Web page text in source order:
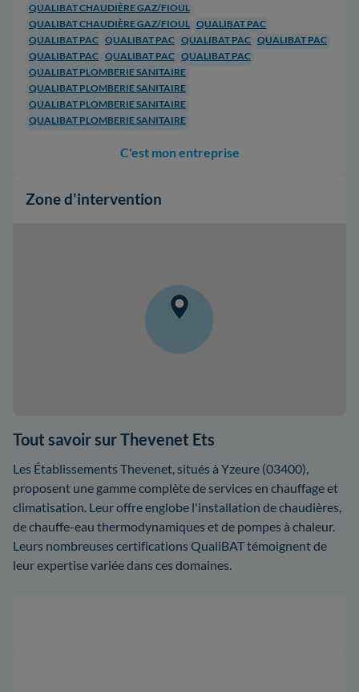
QUALIBAT CHAUDIÈRE GAZ/FIOUL
QUALIBAT CHAUDIÈRE GAZ/FIOUL QUALIBAT PAC
QUALIBAT PAC QUALIBAT PAC QUALIBAT PAC QUALIBAT PAC
QUALIBAT PAC QUALIBAT PAC QUALIBAT PAC
QUALIBAT PLOMBERIE SANITAIRE
QUALIBAT PLOMBERIE SANITAIRE
QUALIBAT PLOMBERIE SANITAIRE
QUALIBAT PLOMBERIE SANITAIRE
C'est mon entreprise
Zone d'intervention
Tout savoir sur Thevenet Ets
Les Établissements Thevenet, situés à Yzeure (03400),
proposent une gamme complète de services en chauffage et
climatisation. Leur offre englobe l'installation de chaudières,
de chauffe-eau thermodynamiques et de pompes à chaleur.
Leurs nombreuses certifications QualiBAT témoignent de
leur expertise variée dans ces domaines.